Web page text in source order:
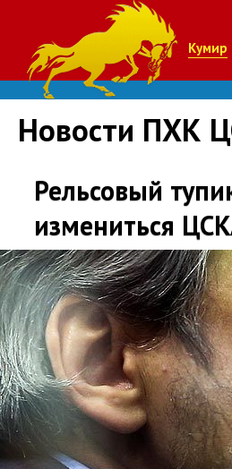
Кумир
Новости ПХК
Рельсовый
измениться